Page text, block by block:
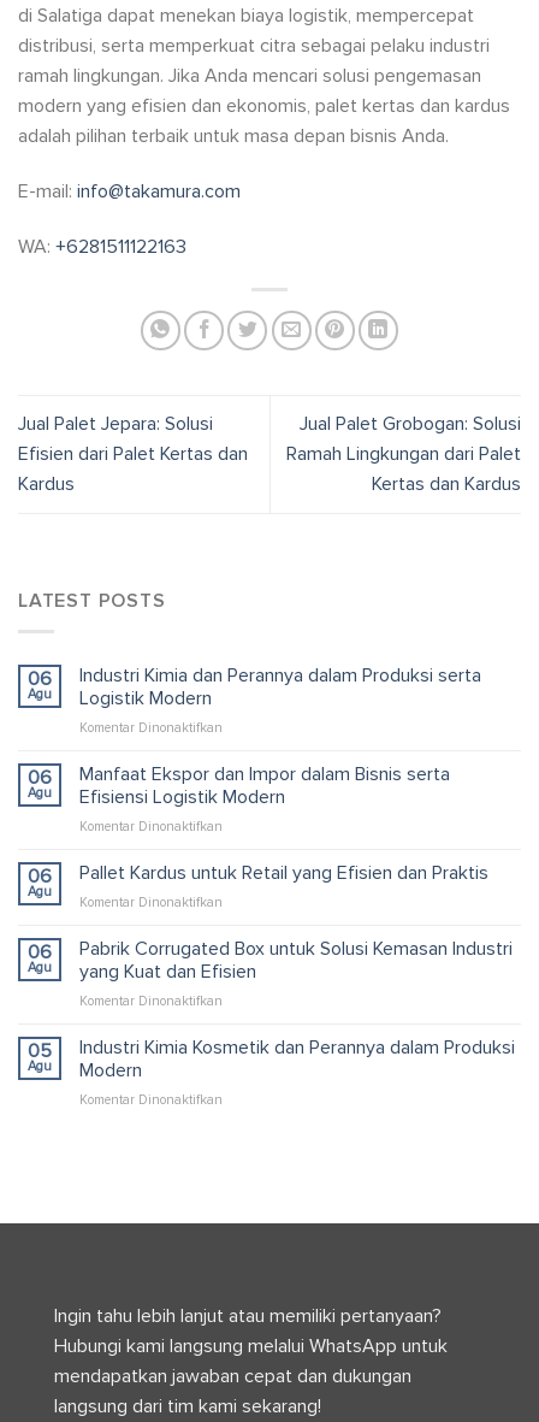
di Salatiga dapat menekan biaya logistik, mempercepat
distribusi, serta memperkuat citra sebagai pelaku industri
ramah lingkungan. Jika Anda mencari solusi pengemasan
modern yang efisien dan ekonomis, palet kertas dan kardus
adalah pilihan terbaik untuk masa depan bisnis Anda.
E-mail: info@takamura.com
WA: +6281511122163
Jual Palet Jepara: Solusi
Efisien dari Palet Kertas dan
Kardus
Jual Palet Grobogan: Solusi
Ramah Lingkungan dari Palet
Kertas dan Kardus
LATEST POSTS
06
Agu
Industri Kimia dan Perannya dalam Produksi serta
Logistik Modern
Komentar Dinonaktifkan
Kimia
dan
Perannya
serta
06
Agu
Manfaat Ekspor dan Impor dalam Bisnis serta
Efisiensi Logistik Modern
Komentar Dinonaktifkan
Ekspor
Bisnis
serta
06
Agu
Pallet Kardus untuk Retail yang Efisien dan Praktis
Komentar Dinonaktifkan
Kardus
untuk
Retail
dan
06
Agu
Pabrik Corrugated Box untuk Solusi Kemasan Industri
yang Kuat dan Efisien
Komentar Dinonaktifkan
Corrugated
Efisien
05
Agu
Industri Kimia Kosmetik dan Perannya dalam Produksi
Modern
Komentar Dinonaktifkan
dalam
Ingin tahu lebih lanjut atau memiliki pertanyaan?
Hubungi kami langsung melalui WhatsApp untuk
mendapatkan jawaban cepat dan dukungan
langsung dari tim kami sekarang!